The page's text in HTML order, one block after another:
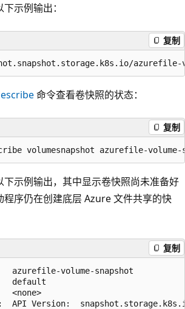
示例输出：
复制
命令查看卷快照的状态：
复制
下示例输出，其中显示卷快照尚未准备好
程序仍在创建底层 Azure 文件共享的快
复制
azurefile-volume-snapshot
default
<none>
API Version: